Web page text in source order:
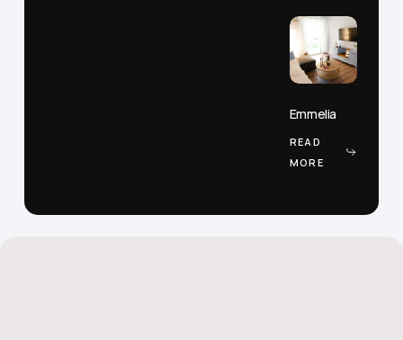
Emmelia
Emmelia
READ
MORE